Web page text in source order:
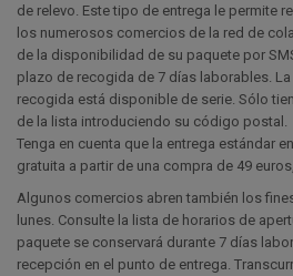
de relevo. Este tipo de entrega le permite
los numerosos comercios de la red de
de la disponibilidad de su paquete por
plazo de recogida de 7 días laborables.
recogida está disponible de serie. Sólo
de la lista introduciendo su código postal.
Tenga en cuenta que la entrega estándar
gratuita a partir de una compra de 49
Algunos comercios abren también los
lunes. Consulte la lista de horarios de
paquete se conservará durante 7 días
recepción en el punto de entrega.